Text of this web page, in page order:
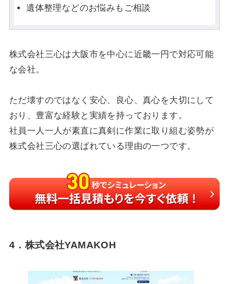
遺体整理などのお悩みもご相談
株式会社三心は大阪市を中心に近畿一円で対応可能
な会社。
ただ壊すのではなく安心、良心、真心を大切にして
おり、豊富な経験と実績を持っております。
社員一人一人が素直に真剣に作業に取り組む姿勢が
株式会社三心の選ばれている理由の一つです。
4．株式会社YAMAKOH